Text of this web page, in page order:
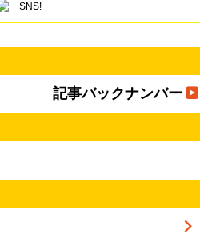
SNS!
記事バックナンバー